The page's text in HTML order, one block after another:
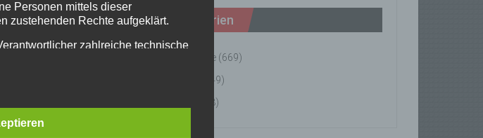
Kategorien
Einsätze (669)
(49)
(8)
Personen mittels dieser
zustehenden Rechte aufgeklärt.
zahlreiche technische
verarbeiteten
Dennoch können
Person frei,